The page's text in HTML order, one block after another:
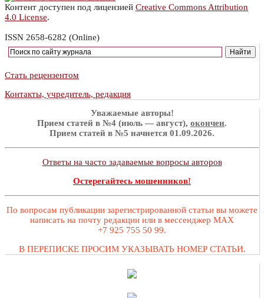
Контент доступен под лицензией Creative Commons Attribution
4.0 License.
ISSN 2658-6282 (Online)
Стать рецензентом
Контакты, учредитель, редакция
Уважаемые авторы!
Прием статей в №4 (июль — август), окончен.
Прием статей в №5 начнется 01.09.2026.
Ответы на часто задаваемые вопросы авторов
Остерегайтесь мошенников!
По вопросам публикации зарегистрированной статьи вы можете
написать на почту редакции или в мессенджер MAX
+7 925 755 50 99.
В ПЕРЕПИСКЕ ПРОСИМ УКАЗЫВАТЬ НОМЕР СТАТЬИ.